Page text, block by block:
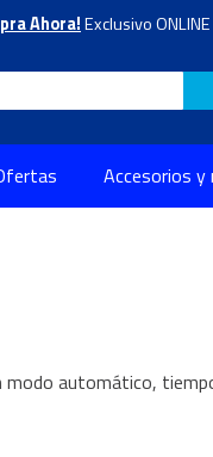
Ahora!Exclusivo ONLINE
Accesorios
automático,